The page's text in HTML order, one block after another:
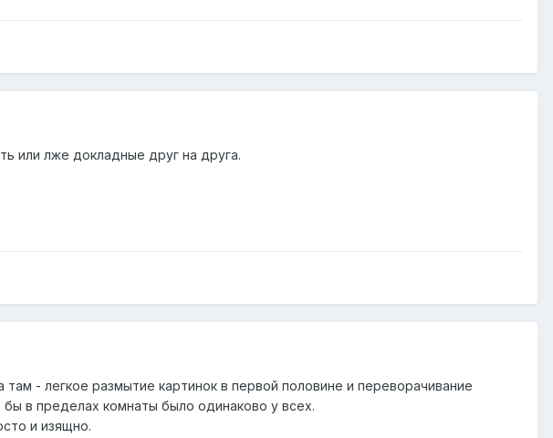
или лже докладные друг на друга.
- легкое размытие картинок в первой половине и переворачивание
бы в пределах комнаты было одинаково у всех.
и изящно.